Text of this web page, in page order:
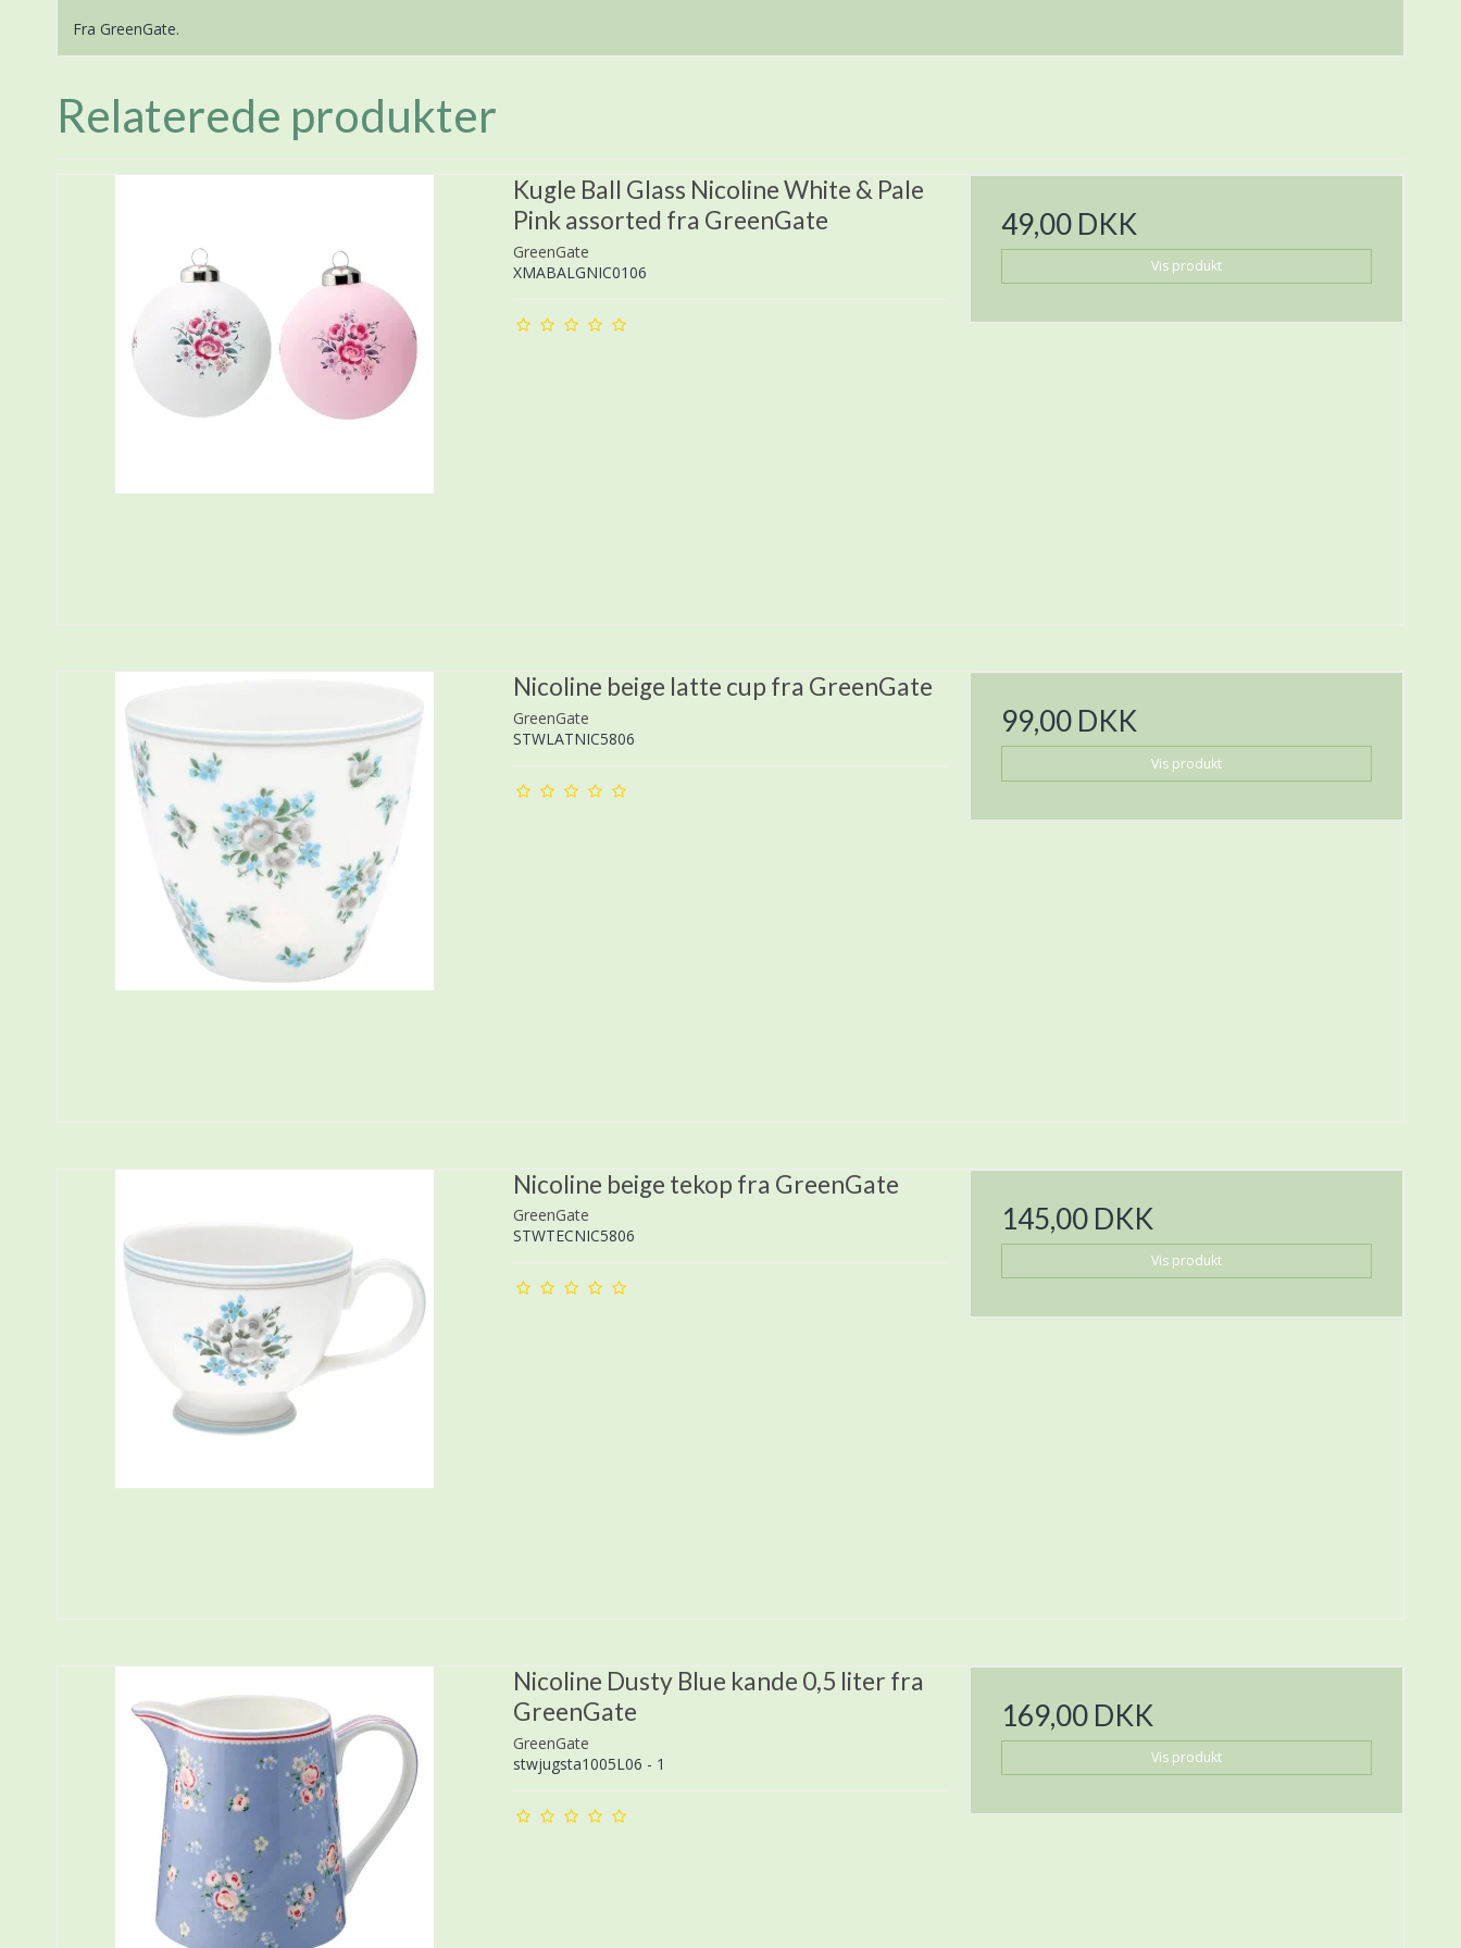
Fra GreenGate.
Relaterede produkter
Kugle Ball Glass Nicoline White & Pale
Pink assorted fra GreenGate
GreenGate
XMABALGNIC0106
49,00 DKK
Vis produkt
Nicoline beige latte cup fra GreenGate
GreenGate
STWLATNIC5806
99,00 DKK
Vis produkt
Nicoline beige tekop fra GreenGate
GreenGate
STWTECNIC5806
145,00 DKK
Vis produkt
Nicoline Dusty Blue kande 0,5 liter fra
GreenGate
GreenGate
stwjugsta1005L06 - 1
169,00 DKK
Vis produkt